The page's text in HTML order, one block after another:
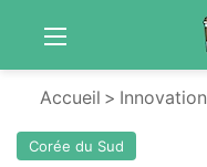
Menu
Accueil > Innovation
Corée du Sud